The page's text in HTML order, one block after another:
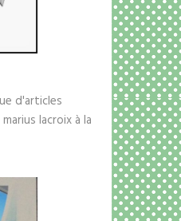
d'articles
lacroix à la